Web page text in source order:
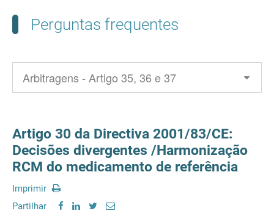
Perguntas frequentes
Artigo 30 da Directiva 2001/83/CE:
Decisões divergentes /Harmonização
RCM do medicamento de referência
Imprimir
Partilhar